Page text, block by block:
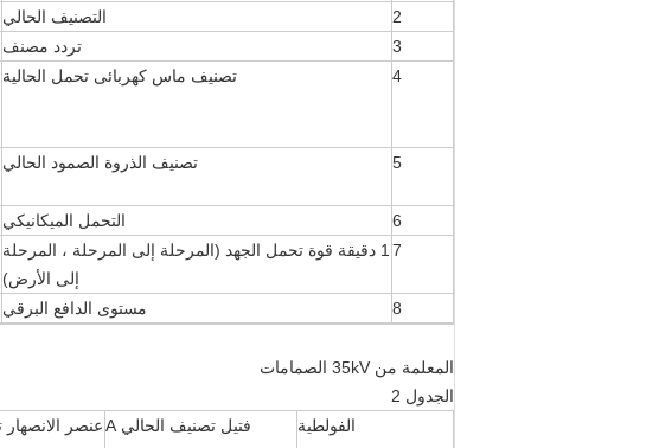
2
التصنيف الحالي
3
تردد مصنف
4
تصنيف ماس كهربائى تحمل الحالية
5 تصنيف الذروة الصمود الحالي
6 التحمل الميكانيكي
7
1 دقيقة قوة تحمل الجهد (المرحلة إلى المرحلة ، المرحلة
إلى الأرض)
8 مستوى الدافع البرقي
المعلمة من 35kV الصمامات
الجدول 2
الفولطية
فتيل تصنيف الحالي A
عنصر الانصهار